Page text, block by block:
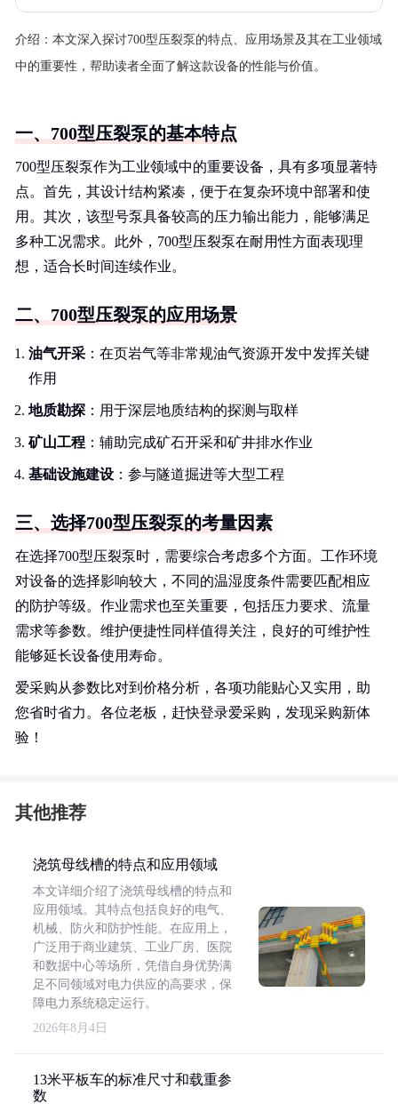
介绍： 本文深入探讨700型压裂泵的特点、应用场景及其在工业领域
中的重要性，帮助读者全面了解这款设备的性能与价值。
一、700型压裂泵的基本特点
700型压裂泵作为工业领域中的重要设备，具有多项显著特
点。首先，其设计结构紧凑，便于在复杂环境中部署和使
用。其次，该型号泵具备较高的压力输出能力，能够满足
多种工况需求。此外，700型压裂泵在耐用性方面表现理
想，适合长时间连续作业。
二、700型压裂泵的应用场景
油气开采 ：在页岩气等非常规油气资源开发中发挥关键
作用
地质勘探 ：用于深层地质结构的探测与取样
矿山工程 ：辅助完成矿石开采和矿井排水作业
基础设施建设 ：参与隧道掘进等大型工程
三、选择700型压裂泵的考量因素
在选择700型压裂泵时，需要综合考虑多个方面。工作环境
对设备的选择影响较大，不同的温湿度条件需要匹配相应
的防护等级。作业需求也至关重要，包括压力要求、流量
需求等参数。维护便捷性同样值得关注，良好的可维护性
能够延长设备使用寿命。
爱采购从参数比对到价格分析，各项功能贴心又实用，助
您省时省力。各位老板，赶快登录爱采购，发现采购新体
验！
其他推荐
浇筑母线槽的特点和应用领域
本文详细介绍了浇筑母线槽的特点和
应用领域。其特点包括良好的电气、
机械、防火和防护性能。在应用上，
广泛用于商业建筑、工业厂房、医院
和数据中心等场所，凭借自身优势满
足不同领域对电力供应的高要求，保
障电力系统稳定运行。
2026年8月4日
13米平板车的标准尺寸和载重参
数